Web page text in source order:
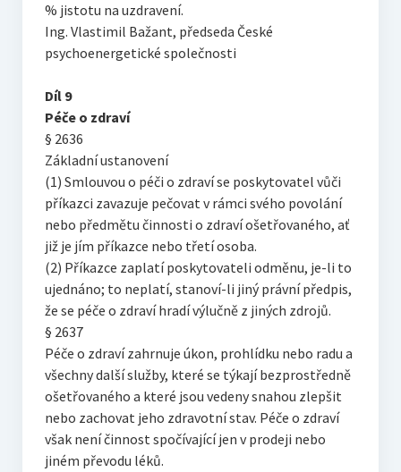
% jistotu na uzdravení.
Ing. Vlastimil Bažant, předseda České
psychoenergetické společnosti
Díl 9
Péče o zdraví
§ 2636
Základní ustanovení
(1) Smlouvou o péči o zdraví se poskytovatel vůči
příkazci zavazuje pečovat v rámci svého povolání
nebo předmětu činnosti o zdraví ošetřovaného, ať
již je jím příkazce nebo třetí osoba.
(2) Příkazce zaplatí poskytovateli odměnu, je-li to
ujednáno; to neplatí, stanoví-li jiný právní předpis,
že se péče o zdraví hradí výlučně z jiných zdrojů.
§ 2637
Péče o zdraví zahrnuje úkon, prohlídku nebo radu a
všechny další služby, které se týkají bezprostředně
ošetřovaného a které jsou vedeny snahou zlepšit
nebo zachovat jeho zdravotní stav. Péče o zdraví
však není činnost spočívající jen v prodeji nebo
jiném převodu léků.